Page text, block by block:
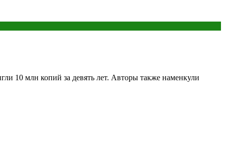
10 млн копий за девять лет. Авторы также наменкули